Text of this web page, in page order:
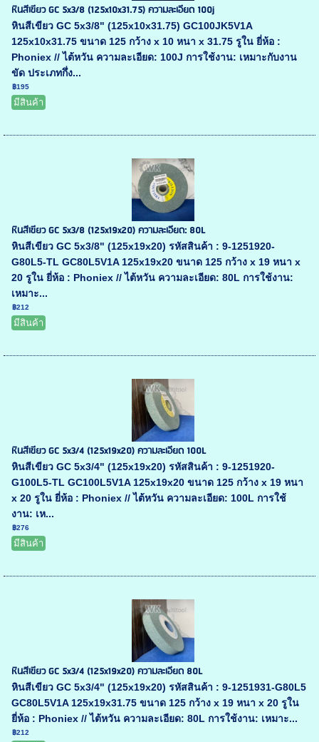
หินสีเขียว GC 5x3/8 (125x10x31.75) ความละเอียด 100j
หินสีเขียว GC 5x3/8" (125x10x31.75) GC100JK5V1A
125x10x31.75 ขนาด 125 กว้าง x 10 หนา x 31.75 รูใน ยี่ห้อ :
Phoniex // ไต้หวัน ความละเอียด: 100J การใช้งาน: เหมาะกับงาน
ขัด ประเภทกึ่ง...
฿195
มีสินค้า
หินสีเขียว GC 5x3/8 (125x19x20) ความละเอียด: 80L
หินสีเขียว GC 5x3/8" (125x19x20) รหัสสินค้า : 9-1251920-
G80L5-TL GC80L5V1A 125x19x20 ขนาด 125 กว้าง x 19 หนา x
20 รูใน ยี่ห้อ : Phoniex // ไต้หวัน ความละเอียด: 80L การใช้งาน:
เหมาะ...
฿212
มีสินค้า
หินสีเขียว GC 5x3/4 (125x19x20) ความละเอียด 100L
หินสีเขียว GC 5x3/4" (125x19x20) รหัสสินค้า : 9-1251920-
G100L5-TL GC100L5V1A 125x19x20 ขนาด 125 กว้าง x 19 หนา
x 20 รูใน ยี่ห้อ : Phoniex // ไต้หวัน ความละเอียด: 100L การใช้
งาน: เห...
฿276
มีสินค้า
หินสีเขียว GC 5x3/4 (125x19x20) ความละเอียด 80L
หินสีเขียว GC 5x3/4" (125x19x20) รหัสสินค้า : 9-1251931-G80L5
GC80L5V1A 125x19x31.75 ขนาด 125 กว้าง x 19 หนา x 20 รูใน
ยี่ห้อ : Phoniex // ไต้หวัน ความละเอียด: 80L การใช้งาน: เหมาะ...
฿212